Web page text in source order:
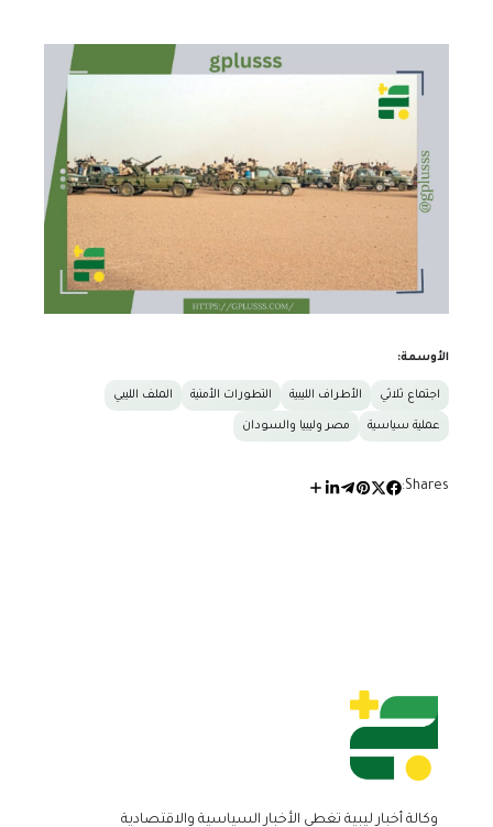
الأوسمة:
اجتماع ثلاثي الأطراف الليبية التطورات الأمنية الملف الليبي
عملية سياسية مصر وليبيا والسودان
Shares:
وكالة أخبار ليبية تغطي الأخبار السياسية والاقتصادية